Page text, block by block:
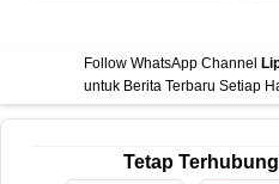
Follow WhatsApp Channel
untuk Berita Terbaru Setiap
Tetap